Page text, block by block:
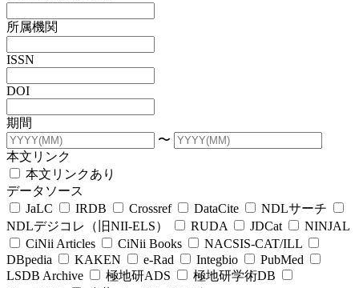
所属機関
ISSN
DOI
期間
〜
本文リンク
本文リンクあり
データソース
JaLC
IRDB Crossref DataCite
NDLサーチ
NDLデジコレ（旧NII-ELS）
RUDA JDCat
NINJAL
CiNii Articles
CiNii Books
NACSIS-CAT/ILL
DBpedia
KAKEN e-Rad Integbio
PubMed
LSDB Archive
極地研ADS
極地研学術DB